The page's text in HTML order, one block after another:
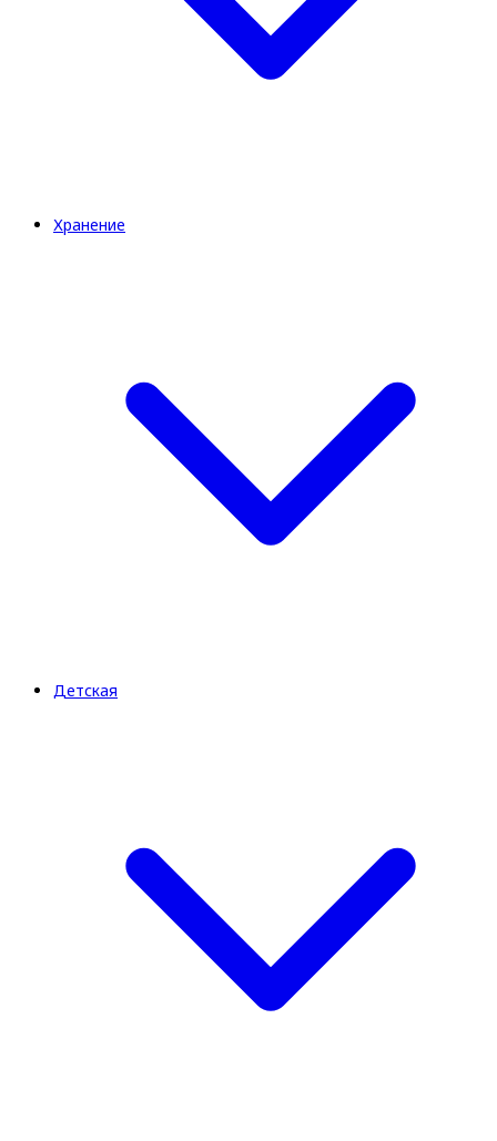
Хранение
Детская